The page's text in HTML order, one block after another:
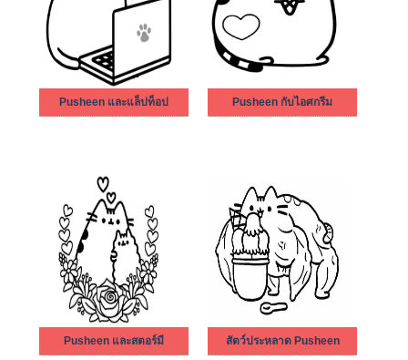
Pusheen และแล็ปท็อป Pusheen กับไอศกรีม
Pusheen และสตอร์มี สัตว์ประหลาด Pusheen